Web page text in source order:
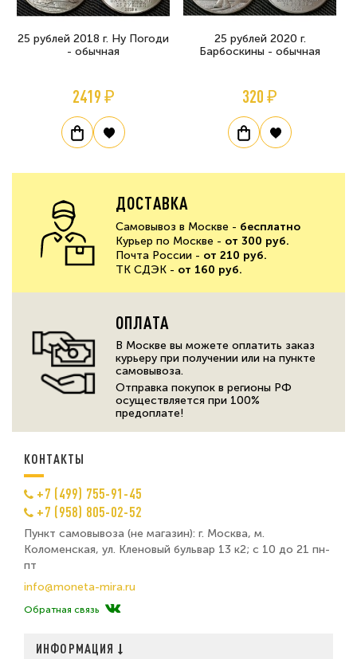
25 рублей 2018 г. Ну Погоди
- обычная
2419 ₽
25 рублей 2020 г.
Барбоскины - обычная
320 ₽
ДОСТАВКА
Самовывоз в Москве - бесплатно
Курьер по Москве - от 300 руб.
Почта России - от 210 руб.
ТК СДЭК - от 160 руб.
ОПЛАТА
В Москве вы можете оплатить заказ
курьеру при получении или на пункте
самовывоза.
Отправка покупок в регионы РФ
осуществляется при 100%
предоплате!
КОНТАКТЫ
+7 (499) 755-91-45
+7 (958) 805-02-52
Пункт самовывоза (не магазин): г. Москва, м.
Коломенская, ул. Кленовый бульвар 13 к2; с 10 до 21 пн-
пт
info@moneta-mira.ru
Обратная связь
ИНФОРМАЦИЯ